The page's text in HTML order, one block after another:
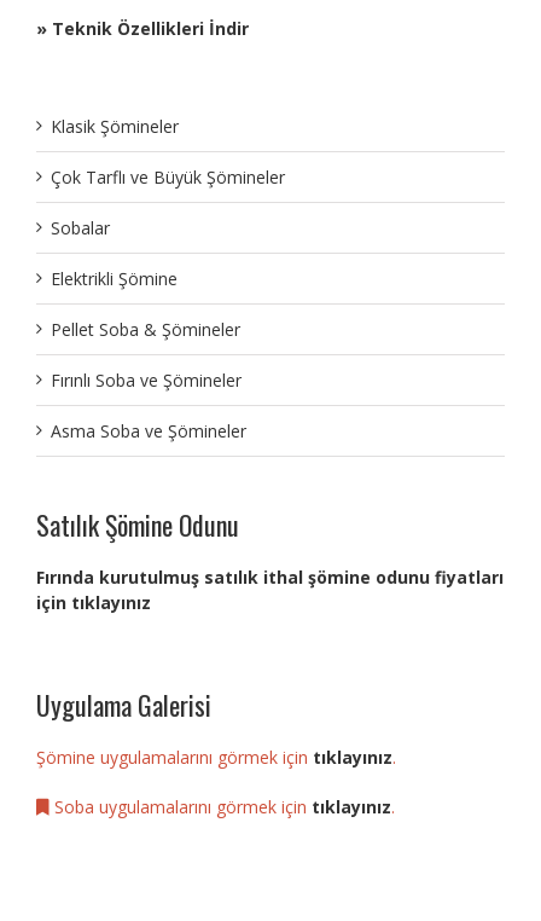
» Teknik Özellikleri İndir
Klasik Şömineler
Çok Tarflı ve Büyük Şömineler
Sobalar
Elektrikli Şömine
Pellet Soba & Şömineler
Fırınlı Soba ve Şömineler
Asma Soba ve Şömineler
Satılık Şömine Odunu
Fırında kurutulmuş satılık ithal şömine odunu fiyatları
için tıklayınız
Uygulama Galerisi
Şömine uygulamalarını görmek için tıklayınız.
Soba uygulamalarını görmek için tıklayınız.